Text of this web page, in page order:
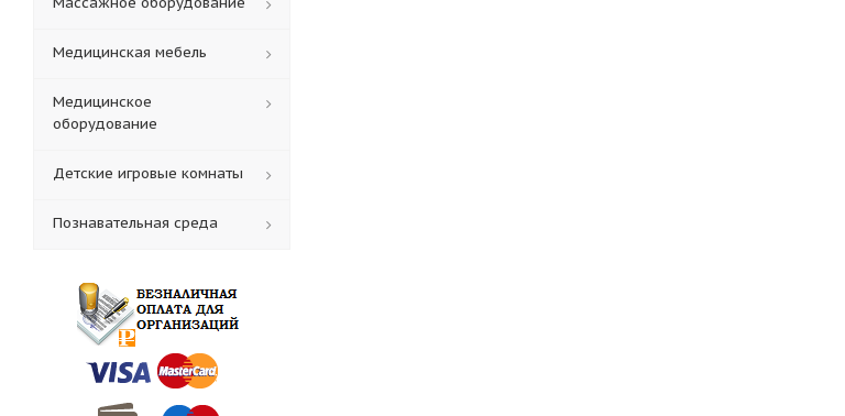
Медицинская мебель
Медицинское
оборудование
Детские игровые комнаты
Познавательная среда